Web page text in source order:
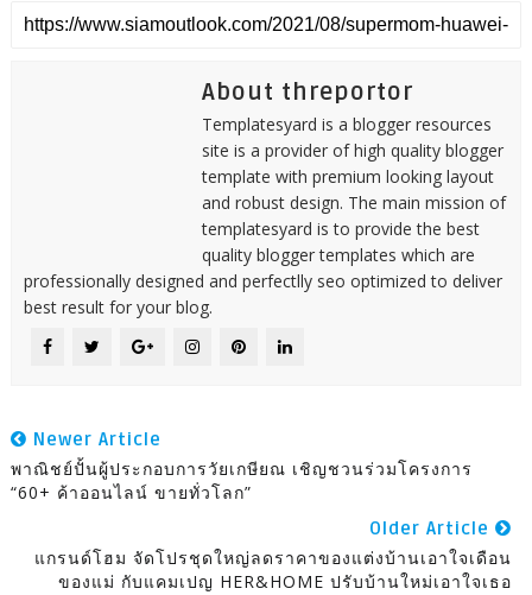
About threportor
Templatesyard is a blogger resources
site is a provider of high quality blogger
template with premium looking layout
and robust design. The main mission of
templatesyard is to provide the best
quality blogger templates which are
professionally designed and perfectlly seo optimized to deliver
best result for your blog.
Newer Article
พาณิชย์ปั้นผู้ประกอบการวัยเกษียณ เชิญชวนร่วมโครงการ
“60+ ค้าออนไลน์ ขายทั่วโลก”
Older Article
แกรนด์โฮม จัดโปรชุดใหญ่ลดราคาของแต่งบ้านเอาใจเดือน
ของแม่ กับแคมเปญ HER&HOME ปรับบ้านใหม่เอาใจเธอ